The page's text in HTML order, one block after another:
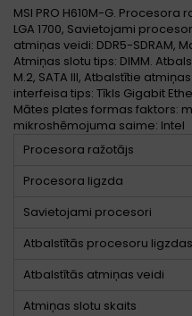
MSI PRO H610M-G.
LGA 1700, Savietojami
atmiņas veidi: DDR5-SDRAM,
Atmiņas slotu tips: DIMM.
M.2, SATA III, Atbalstītie
interfeisa tips: Tīkls Gigabit
Mātes plates formas faktors:
mikroshēmojuma saime: Intel
Procesora ražotājs
Procesora ligzda
Savietojami procesori
Atbalstītās procesoru ligzdas
Atbalstītās atmiņas veidi
Atmiņas slotu skaits